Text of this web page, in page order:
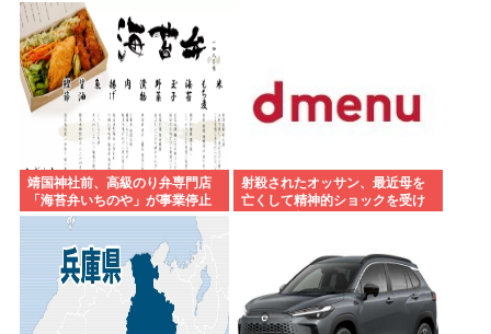
靖国神社前、高級のり弁専門店
「海苔弁いちのや」が事業停止
射殺されたオッサン、最近母を
亡くして精神的ショックを受け